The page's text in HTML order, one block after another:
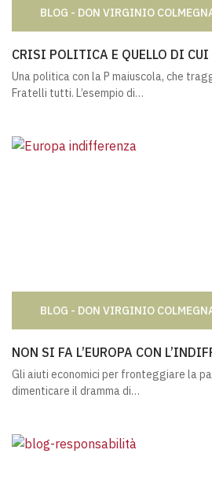
BLOG - DON VIRGINIO
CRISI POLITICA E QUELLO DI CUI
Una politica con la P maiuscola, che
Fratelli tutti. L’esempio di…
BLOG - DON VIRGINIO
NON SI FA L’EUROPA CON
Gli aiuti economici per fronteggiare la
dimenticare il dramma di…